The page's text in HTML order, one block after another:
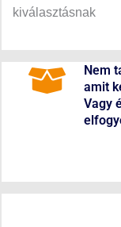
kiválasztásnak
Nem
amit
Vagy